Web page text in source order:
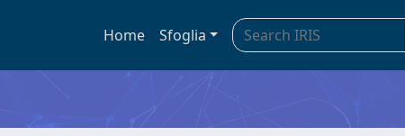
Home Sfoglia